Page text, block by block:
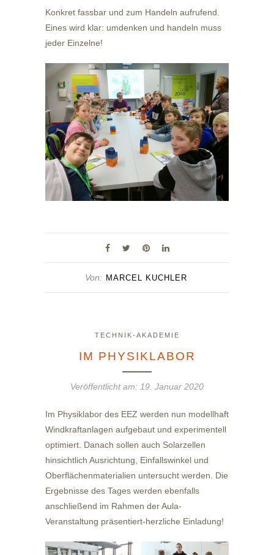
Konkret fassbar und zum Handeln aufrufend.
Eines wird klar: umdenken und handeln muss
jeder Einzelne!
Von: MARCEL KUCHLER
TECHNIK-AKADEMIE
IM PHYSIKLABOR
Veröffentlicht am: 19. Januar 2020
Im Physiklabor des EEZ werden nun modellhaft
Windkraftanlagen aufgebaut und experimentell
optimiert. Danach sollen auch Solarzellen
hinsichtlich Ausrichtung, Einfallswinkel und
Oberflächenmaterialien untersucht werden. Die
Ergebnisse des Tages werden ebenfalls
anschließend im Rahmen der Aula-
Veranstaltung präsentiert-herzliche Einladung!